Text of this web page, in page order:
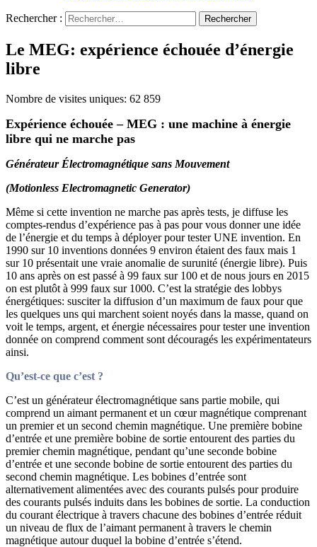
Rechercher :
Le MEG: expérience échouée d’énergie
libre
Nombre de visites uniques: 62 859
Expérience échouée – MEG : une machine à énergie
libre qui ne marche pas
Générateur Électromagnétique sans Mouvement
(Motionless Electromagnetic Generator)
Même si cette invention ne marche pas après tests, je diffuse les
comptes-rendus d’expérience pas à pas pour vous donner une idée
de l’énergie et du temps à déployer pour tester UNE invention. En
1990 sur 10 inventions données 9 environ étaient des faux mais 1
sur 10 présentait une vraie anomalie de surunité (énergie libre). Puis
10 ans après on est passé à 99 faux sur 100 et de nous jours en 2015
on est plutôt à 999 faux sur 1000. C’est la stratégie des lobbys
énergétiques: susciter la diffusion d’un maximum de faux pour que
les quelques uns qui marchent soient noyés dans la masse, quand on
voit le temps, argent, et énergie nécessaires pour tester une invention
donnée on comprend comment sont découragés les expérimentateurs
ainsi.
Qu’est-ce que c’est ?
C’est un générateur électromagnétique sans partie mobile, qui
comprend un aimant permanent et un cœur magnétique comprenant
un premier et un second chemin magnétique. Une première bobine
d’entrée et une première bobine de sortie entourent des parties du
premier chemin magnétique, pendant qu’une seconde bobine
d’entrée et une seconde bobine de sortie entourent des parties du
second chemin magnétique. Les bobines d’entrée sont
alternativement alimentées avec des courants pulsés pour produire
des courants pulsés induits dans les bobines de sortie. La conduction
du courant électrique à travers chacune des bobines d’entrée réduit
un niveau de flux de l’aimant permanent à travers le chemin
magnétique autour duquel la bobine d’entrée s’étend.